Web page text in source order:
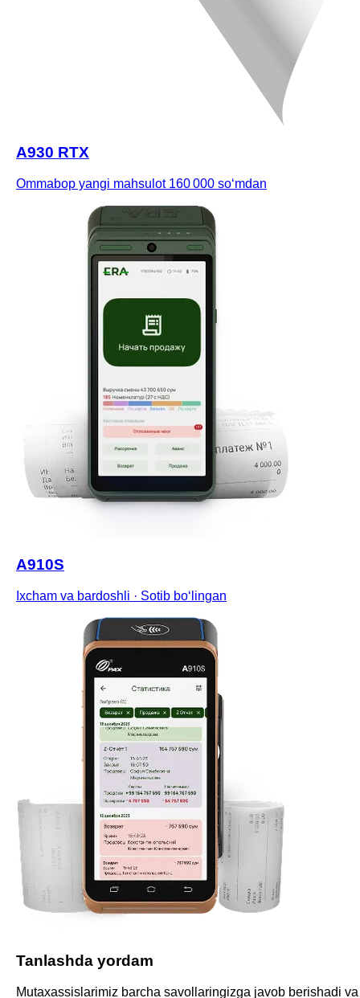
A930 RTX
Ommabop yangi mahsulot 160 000 soʻmdan
A910S
Ixcham va bardoshli · Sotib boʻlingan
Tanlashda yordam
Mutaxassislarimiz barcha savollaringizga javob berishadi va